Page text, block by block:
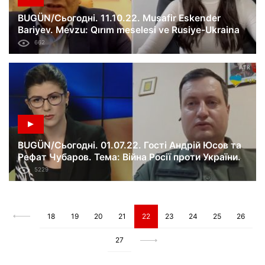
BUGÜN/Сьогодні. 11.10.22. Musafir Eskender
Bariyev. Mevzu: Qırım meselesi ve Rusiye-Ukraina
savaşı. 230-ci künü.
662
BUGÜN/Сьогодні. 01.07.22. Гості Андрій Юсов та
Рефат Чубаров. Тема: Війна Росії проти України.
День 128-й.
5229
18 19 20 21 22 23 24 25 26
27